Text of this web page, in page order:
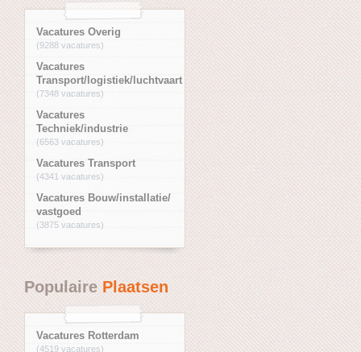
Vacatures Overig
(9288 vacatures)
Vacatures
Transport/logistiek/luchtvaart
(7348 vacatures)
Vacatures
Techniek/industrie
(6563 vacatures)
Vacatures Transport
(4341 vacatures)
Vacatures Bouw/installatie/
vastgoed
(3875 vacatures)
PopulairePlaatsen
Vacatures Rotterdam
(4519 vacatures)